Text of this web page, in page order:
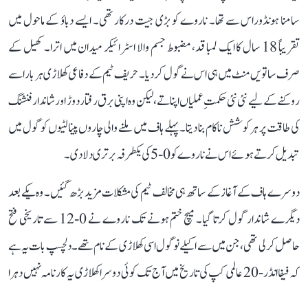
سامنا ہونڈوراس سے تھا۔ ناروے کو بڑی جیت درکار تھی۔ ایسے دباؤ کے ماحول میں
تقریباً 18 سال کا ایک لمبا قد، مضبوط جسم والا اسٹرائیکر میدان میں اترا۔ کھیل کے
صرف ساتویں منٹ میں ہی اس نے گول کر دیا۔ حریف ٹیم کے دفاعی کھلاڑی ہر بار اسے
روکنے کے لیے نئی نئی حکمتِ عملیاں اپناتے، لیکن وہ اپنی برق رفتار دوڑ اور شاندار فنشنگ
کی طاقت پر ہر کوشش ناکام بنا دیتا۔ پہلے ہاف میں ملنے والی چاروں پینالٹیوں کو گول میں
تبدیل کرتے ہوئے اس نے ناروے کو 0-5 کی یکطرفہ برتری دلا دی۔
دوسرے ہاف کے آغاز کے ساتھ ہی مخالف ٹیم کی مشکلات مزید بڑھ گئیں۔ وہ یکے بعد
دیگرے شاندار گول کرتا گیا۔ میچ ختم ہونے تک ناروے نے 0-12 سے تاریخی فتح
حاصل کر لی تھی، جن میں سے اکیلے نو گول اسی کھلاڑی کے نام تھے۔ دلچسپ بات یہ ہے
کہ فیفا انڈر-20 عالمی کپ کی تاریخ میں آج تک کوئی دوسرا کھلاڑی یہ کارنامہ نہیں دہرا